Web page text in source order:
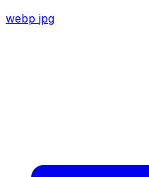
webp jpg